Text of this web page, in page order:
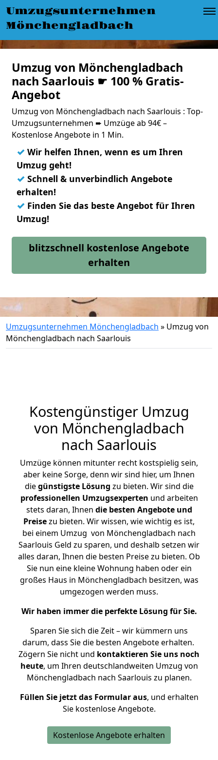
Umzugsunternehmen
Mönchengladbach
Umzug von Mönchengladbach
nach Saarlouis ☛ 100 % Gratis-
Angebot
Umzug von Mönchengladbach nach Saarlouis : Top-
Umzugsunternehmen ➨ Umzüge ab 94€ –
Kostenlose Angebote in 1 Min.
✓ Wir helfen Ihnen, wenn es um Ihren
Umzug geht!
✓ Schnell & unverbindlich Angebote
erhalten!
✓ Finden Sie das beste Angebot für Ihren
Umzug!
blitzschnell kostenlose Angebote
erhalten
Umzugsunternehmen Mönchengladbach » Umzug von
Mönchengladbach nach Saarlouis
Kostengünstiger Umzug
von Mönchengladbach
nach Saarlouis
Umzüge können mitunter recht kostspielig sein,
aber keine Sorge, denn wir sind hier, um Ihnen
diegünstigste Lösung zu bieten. Wir sind die
professionellen Umzugsexperten und arbeiten
stets daran, Ihnen die besten Angebote und
Preisezu bieten. Wir wissen, wie wichtig es ist,
bei einem Umzug von Mönchengladbach nach
Saarlouis Geld zu sparen, und deshalb setzen wir
alles daran, Ihnen die besten Preise zu bieten. Ob
Sie nun eine kleine Wohnung haben oder ein
großes Haus in Mönchengladbach besitzen, was
umgezogen werden muss.
Wir haben immer die perfekte Lösung für Sie.
Sparen Sie sich die Zeit – wir kümmern uns
darum, dass Sie die besten Angebote erhalten.
Zögern Sie nicht und kontaktieren Sie uns noch
heute, um Ihren deutschlandweiten Umzug von
Mönchengladbach nach Saarlouis zu planen.
Füllen Sie jetzt das Formular aus, und erhalten
Sie kostenlose Angebote.
Kostenlose Angebote erhalten